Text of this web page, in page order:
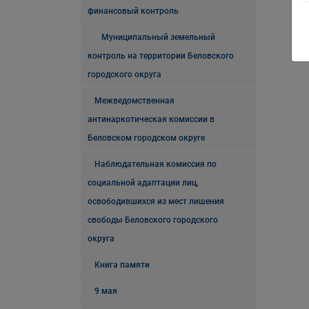
финансовый контроль
Муниципальный земельный
контроль на территории Беловского
городского округа
Межведомственная
антинаркотическая комиссии в
Беловском городском округе
Наблюдательная комиссия по
социальной адаптации лиц,
освободившихся из мест лишения
свободы Беловского городского
округа
Книга памяти
9 мая